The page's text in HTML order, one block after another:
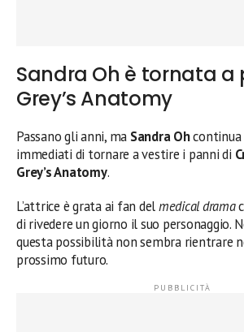
Sandra Oh è tornata a
Grey’s Anatomy
Passano gli anni, ma Sandra Ohcontinua
immediati di tornare a vestire i panni di
Grey’s Anatomy.
L’attrice è grata ai fan delmedical drama
di rivedere un giorno il suo personaggio.
questa possibilità non sembra rientrare
prossimo futuro.